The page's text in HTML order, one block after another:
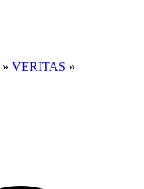
» VERITAS »